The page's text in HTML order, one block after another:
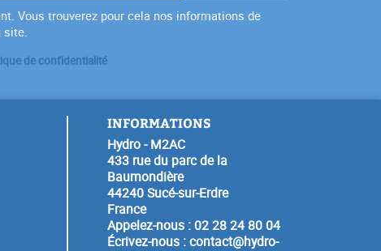
Vous trouverez pour cela nos informations de
site.
de confidentialité
INFORMATIONS
Hydro - M2AC
433 rue du parc de la
Baumondière
44240 Sucé-sur-Erdre
France
Appelez-nous : 02 28 24 80 04
Écrivez-nous :contact@hydro-